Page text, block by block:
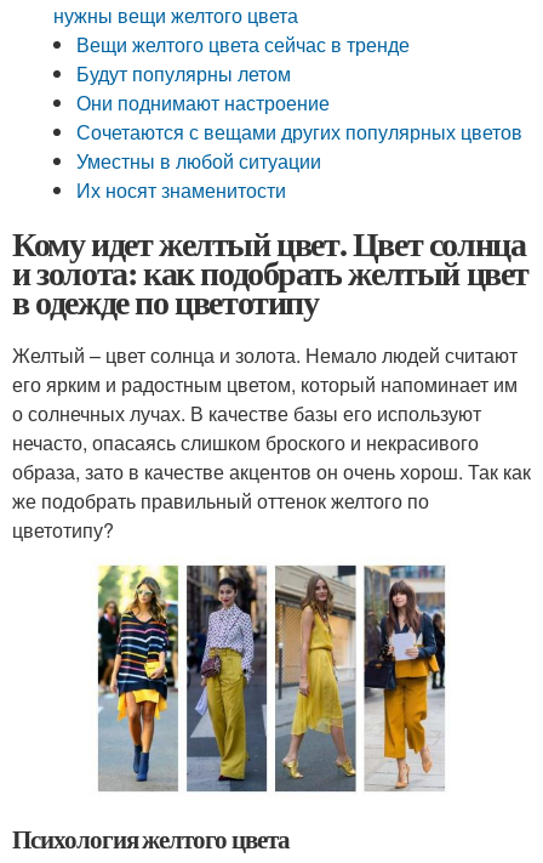
нужны вещи желтого цвета
Вещи желтого цвета сейчас в тренде
Будут популярны летом
Они поднимают настроение
Сочетаются с вещами других популярных цветов
Уместны в любой ситуации
Их носят знаменитости
Кому идет желтый цвет. Цвет солнца
и золота: как подобрать желтый цвет
в одежде по цветотипу
Желтый – цвет солнца и золота. Немало людей считают
его ярким и радостным цветом, который напоминает им
о солнечных лучах. В качестве базы его используют
нечасто, опасаясь слишком броского и некрасивого
образа, зато в качестве акцентов он очень хорош. Так как
же подобрать правильный оттенок желтого по
цветотипу?
Психология желтого цвета